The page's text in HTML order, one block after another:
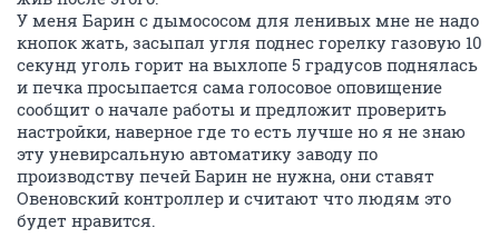
У меня Барин с дымососом для ленивых мне не надо
кнопок жать, засыпал угля поднес горелку газовую 10
секунд уголь горит на выхлопе 5 градусов поднялась
и печка просыпается сама голосовое оповищение
сообщит о начале работы и предложит проверить
настройки, наверное где то есть лучше но я не знаю
эту уневирсальную автоматику заводу по
производству печей Барин не нужна, они ставят
Овеновский контроллер и считают что людям это
будет нравится.